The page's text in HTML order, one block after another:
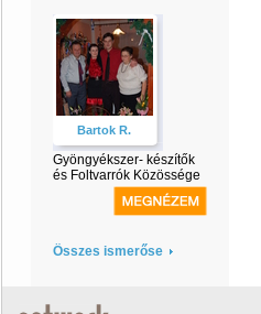
Bartok R.
Gyöngyékszer- készítők
és Foltvarrók Közössége
Összes ismerőse